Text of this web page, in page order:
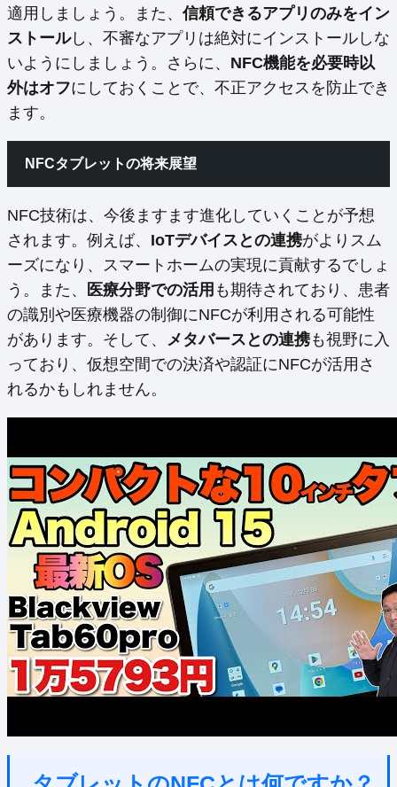
適用しましょう。また、 信頼できるアプリのみをイン
ストールし、不審なアプリは絶対にインストールしな
いようにしましょう。さらに、 NFC機能を必要時以
外はオフにしておくことで、不正アクセスを防止でき
ます。
NFCタブレットの将来展望
NFC技術は、今後ますます進化していくことが予想
されます。例えば、 IoTデバイスとの連携がよりスム
ーズになり、スマートホームの実現に貢献するでしょ
う。また、
医療分野での活用 も期待されており、患者
の識別や医療機器の制御にNFCが利用される可能性
があります。そして、 メタバースとの連携も視野に入
っており、仮想空間での決済や認証にNFCが活用さ
れるかもしれません。